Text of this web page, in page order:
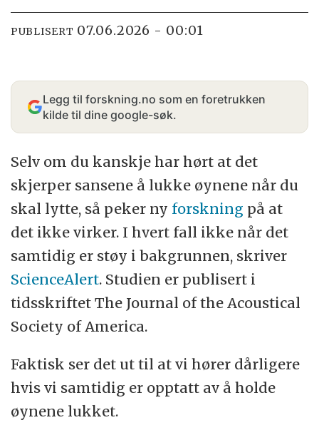
PUBLISERT 07.06.2026 - 00:01
Legg til forskning.no som en foretrukken
kilde til dine google-søk.
Selv om du kanskje har hørt at det
skjerper sansene å lukke øynene når du
skal lytte, så peker ny forskning på at
det ikke virker. I hvert fall ikke når det
samtidig er støy i bakgrunnen, skriver
ScienceAlert. Studien er publisert i
tidsskriftet The Journal of the Acoustical
Society of America.
Faktisk ser det ut til at vi hører dårligere
hvis vi samtidig er opptatt av å holde
øynene lukket.